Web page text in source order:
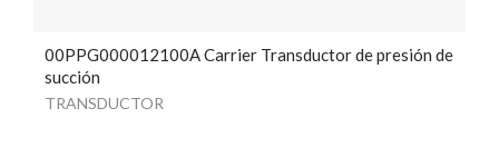
00PPG000012100A Carrier Transductor de presión de
succión
TRANSDUCTOR